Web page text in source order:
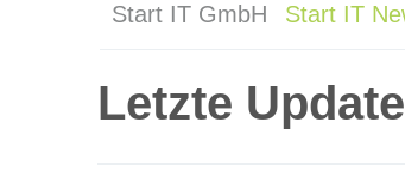
Start IT GmbH Start IT
Letzte